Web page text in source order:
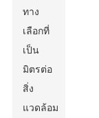
ทาง
เลือกที่
เป็น
มิตรต่อ
สิ่ง
แวดล้อม